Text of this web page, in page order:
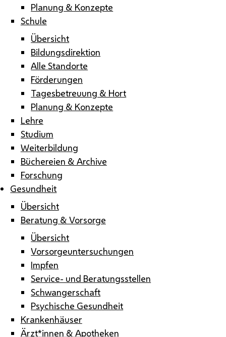
Planung & Konzepte
Schule
Übersicht
Bildungsdirektion
Alle Standorte
Förderungen
Tagesbetreuung & Hort
Planung & Konzepte
Lehre
Studium
Weiterbildung
Büchereien & Archive
Forschung
Gesundheit
Übersicht
Beratung & Vorsorge
Übersicht
Vorsorgeuntersuchungen
Impfen
Service- und Beratungsstellen
Schwangerschaft
Psychische Gesundheit
Krankenhäuser
Ärzt*innen & Apotheken